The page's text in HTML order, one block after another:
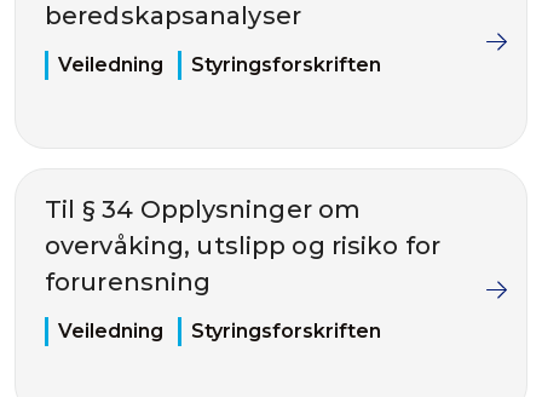
beredskapsanalyser
Veiledning Styringsforskriften
Til § 34 Opplysninger om
overvåking, utslipp og risiko for
forurensning
Veiledning Styringsforskriften